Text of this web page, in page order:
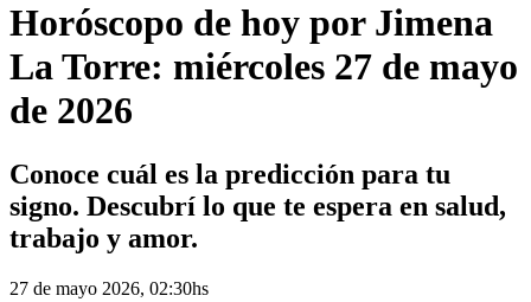
Horóscopo de hoy por Jimena
La Torre: miércoles 27 de mayo
de 2026
Conoce cuál es la predicción para tu
signo. Descubrí lo que te espera en salud,
trabajo y amor.
27 de mayo 2026, 02:30hs